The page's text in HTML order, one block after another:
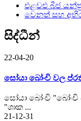
එළවළු බීජ
වෙනත් සහ
සිද්ධීන්
22-04-20
සෝයා බෝංචි වල
සෝයා බෝංචි
"ශාක ...
21-12-31